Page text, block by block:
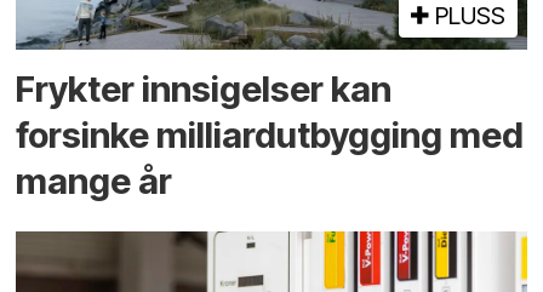
PLUSS
Frykter innsigelser kan
forsinke milliard­utbygging med
mange år